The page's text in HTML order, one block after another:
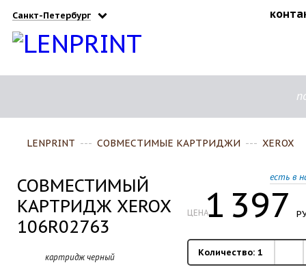
Санкт-Петербург
LENPRINT --- СОВМЕСТИМЫЕ КАРТРИДЖИ --- XEROX
ЦЕНА1 397
есть в
Количество: 1
СОВМЕСТИМЫЙ
КАРТРИДЖ XEROX
106R02763
картридж черный